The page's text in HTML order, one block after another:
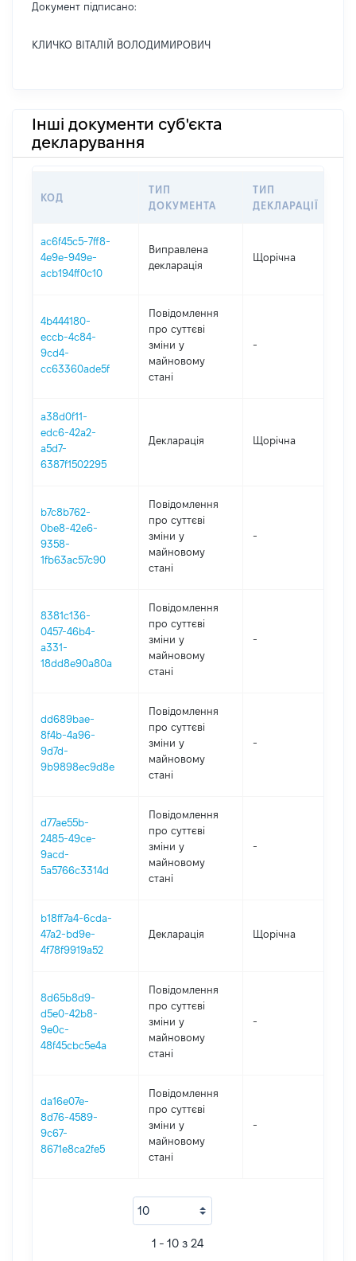
Документ підписано:
КЛИЧКО ВІТАЛІЙ ВОЛОДИМИРОВИЧ
Інші документи суб'єкта
декларування
КОД
ТИП
ДОКУМЕНТА
ТИП
ДЕКЛАРАЦІЇ
ac6f45c5-7ff8-
4e9e-949e-
acb194ff0c10
Виправлена
декларація
Щорічна
4b444180-
eccb-4c84-
9cd4-
cc63360ade5f
Повідомлення
про суттєві
зміни y
майновому
стані
-
a38d0f11-
edc6-42a2-
a5d7-
6387f1502295
Декларація Щорічна
b7c8b762-
0be8-42e6-
9358-
1fb63ac57c90
Повідомлення
про суттєві
зміни y
майновому
стані
-
8381c136-
0457-46b4-
a331-
18dd8e90a80a
Повідомлення
про суттєві
зміни y
майновому
стані
-
dd689bae-
8f4b-4a96-
9d7d-
9b9898ec9d8e
Повідомлення
про суттєві
зміни y
майновому
стані
-
d77ae55b-
2485-49ce-
9acd-
5a5766c3314d
Повідомлення
про суттєві
зміни y
майновому
стані
-
b18ff7a4-6cda-
47a2-bd9e-
4f78f9919a52
Декларація Щорічна
8d65b8d9-
d5e0-42b8-
9e0c-
48f45cbc5e4a
Повідомлення
про суттєві
зміни y
майновому
стані
-
da16e07e-
8d76-4589-
9c67-
8671e8ca2fe5
Повідомлення
про суттєві
зміни y
майновому
стані
-
1 - 10 з 24